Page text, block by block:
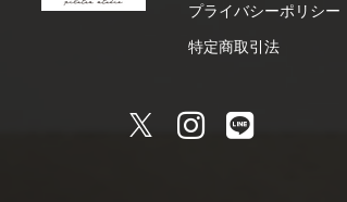
プライバシーポリシー
特定商取引法